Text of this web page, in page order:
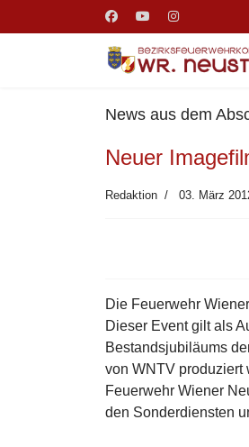
News aus dem
Neuer
Redaktion 03. März
Die Feuerwehr
Dieser Event gilt als
Bestandsjubiläums
von WNTV produziert
Feuerwehr Wiener
den Sonderdiensten